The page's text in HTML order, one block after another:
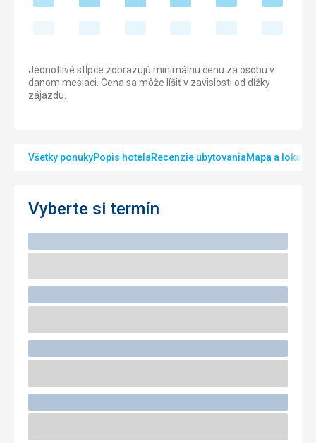
Jednotlivé stĺpce zobrazujú minimálnu cenu za osobu v
danom mesiaci. Cena sa môže líšiť v zavislosti od dĺžky
zájazdu.
Všetky ponukyPopis hotelaRecenzie ubytovaniaMapa a lokalita
Vyberte si termín